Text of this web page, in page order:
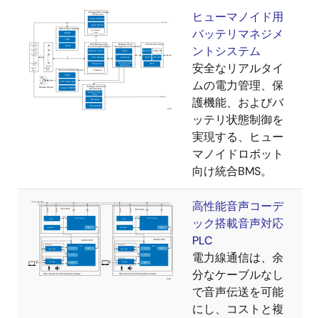
ヒューマノイド用
バッテリマネジメ
ントシステム
安全なリアルタイ
ムの電力管理、保
護機能、およびバ
ッテリ状態制御を
実現する、ヒュー
マノイドロボット
向け統合BMS。
高性能音声コーデ
ック搭載音声対応
PLC
電力線通信は、余
分なケーブルなし
で音声伝送を可能
にし、コストと複